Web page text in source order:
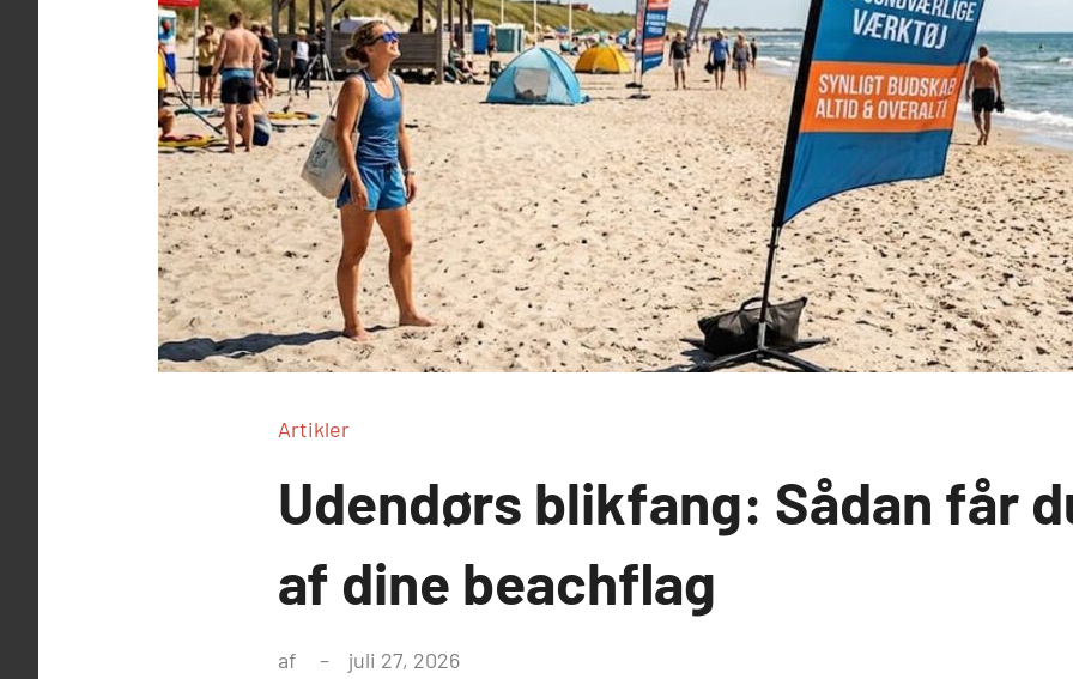
Artikler
Udendørs blikfang: Sådan får
af dine beachflag
af juli 27, 2026